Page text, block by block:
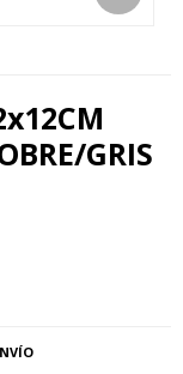
GRIS